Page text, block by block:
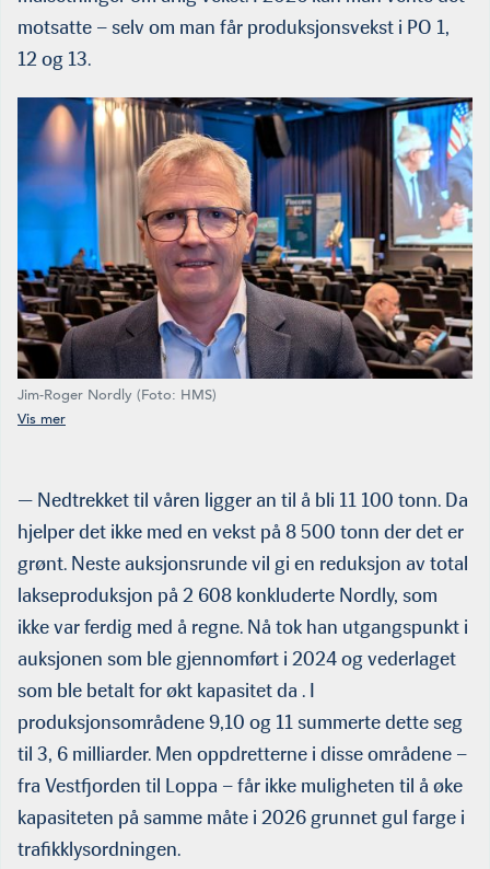
motsatte – selv om man får produksjonsvekst i PO 1,
12 og 13.
Jim-Roger Nordly (Foto: HMS)
— Nedtrekket til våren ligger an til å bli 11 100 tonn. Da
hjelper det ikke med en vekst på 8 500 tonn der det er
grønt. Neste auksjonsrunde vil gi en reduksjon av total
lakseproduksjon på 2 608 konkluderte Nordly, som
ikke var ferdig med å regne. Nå tok han utgangspunkt i
auksjonen som ble gjennomført i 2024 og vederlaget
som ble betalt for økt kapasitet da . I
produksjonsområdene 9,10 og 11 summerte dette seg
til 3, 6 milliarder. Men oppdretterne i disse områdene –
fra Vestfjorden til Loppa – får ikke muligheten til å øke
kapasiteten på samme måte i 2026 grunnet gul farge i
trafikklysordningen.